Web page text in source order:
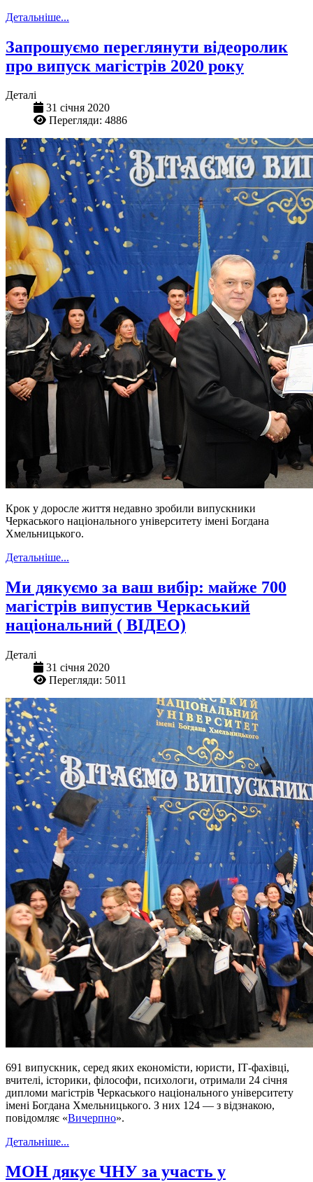
Детальніше...
Запрошуємо переглянути відеоролик
про випуск магістрів 2020 року
Деталі
31 січня 2020
Перегляди: 4886
Крок у доросле життя недавно зробили випускники
Черкаського національного університету імені Богдана
Хмельницького.
Детальніше...
Ми дякуємо за ваш вибір: майже 700
магістрів випустив Черкаський
національний ( ВІДЕО)
Деталі
31 січня 2020
Перегляди: 5011
691 випускник, серед яких економісти, юристи, ІТ-фахівці,
вчителі, історики, філософи, психологи, отримали 24 січня
дипломи магістрів Черкаського національного університету
імені Богдана Хмельницького. З них 124 — з відзнакою,
повідомляє «Вичерпно».
Детальніше...
МОН дякує ЧНУ за участь у